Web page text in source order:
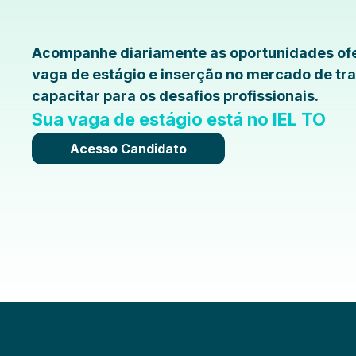
Acompanhe diariamente as oportunidades
vaga de estágio e inserção no mercado de
capacitar para os desafios profissionais.
Sua vaga de estágio está no IEL TO
Acesso Candidato